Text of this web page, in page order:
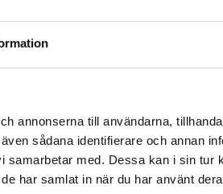
annonserna till användarna,
sådana identifierare och annan
med. Dessa kan i sin tur
har samlat in när du har använt
lärares internetåtkomst.